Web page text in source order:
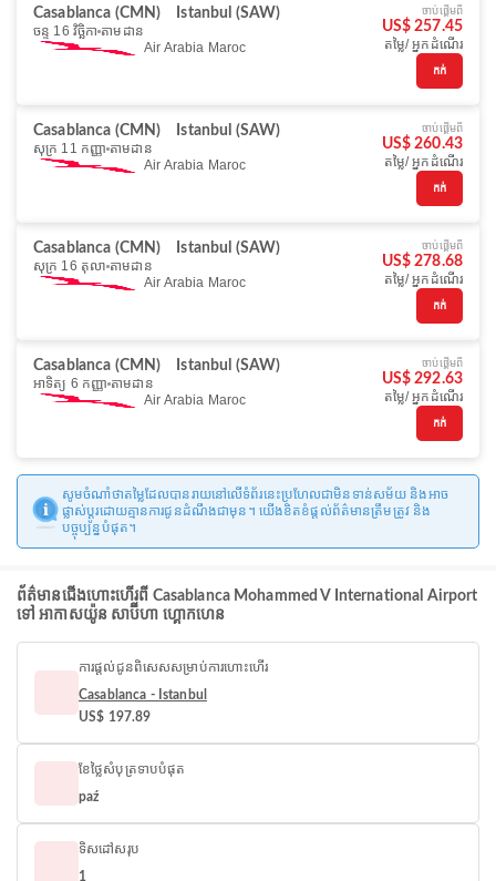
Casablanca (CMN)
Istanbul (SAW)
ចន្ទ 16 វិច្ឆិកា តាមដាន
Air Arabia Maroc
ចាប់ផ្ដើមពី
US$ 257.45
តម្លៃ/ អ្នកដំណើរ
កក់
Casablanca (CMN)
Istanbul (SAW)
សុក្រ 11 កញ្ញា តាមដាន
Air Arabia Maroc
ចាប់ផ្ដើមពី
US$ 260.43
តម្លៃ/ អ្នកដំណើរ
កក់
Casablanca (CMN)
Istanbul (SAW)
សុក្រ 16 តុលា តាមដាន
Air Arabia Maroc
ចាប់ផ្ដើមពី
US$ 278.68
តម្លៃ/ អ្នកដំណើរ
កក់
Casablanca (CMN)
Istanbul (SAW)
អាទិត្យ 6 កញ្ញា តាមដាន
Air Arabia Maroc
ចាប់ផ្ដើមពី
US$ 292.63
តម្លៃ/ អ្នកដំណើរ
កក់
សូមចំណាំថាតម្លៃដែលបានរាយនៅលើទំព័រនេះប្រហែលជាមិនទាន់សម័យ និងអាច
ផ្លាស់ប្តូរដោយគ្មានការជូនដំណឹងជាមុន។ យើងខិតខំផ្តល់ព័ត៌មានត្រឹមត្រូវ និង
បច្ចុប្បន្នបំផុត។
ព័ត៌មានជើងហោះហើរពី Casablanca Mohammed V International Airport
ទៅ អាកាសយ៉ូន សាប៊ីហា ហ្គោកហេន
ការផ្តល់ជូនពិសេសសម្រាប់ការហោះហើរ
Casablanca - Istanbul
US$ 197.89
ខែថ្លៃសំបុត្រទាបបំផុត
paź
ទិសដៅសរុប
1